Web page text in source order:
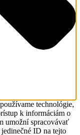
technológie,
k informáciám o
umožní spracovávať
ID na tejto